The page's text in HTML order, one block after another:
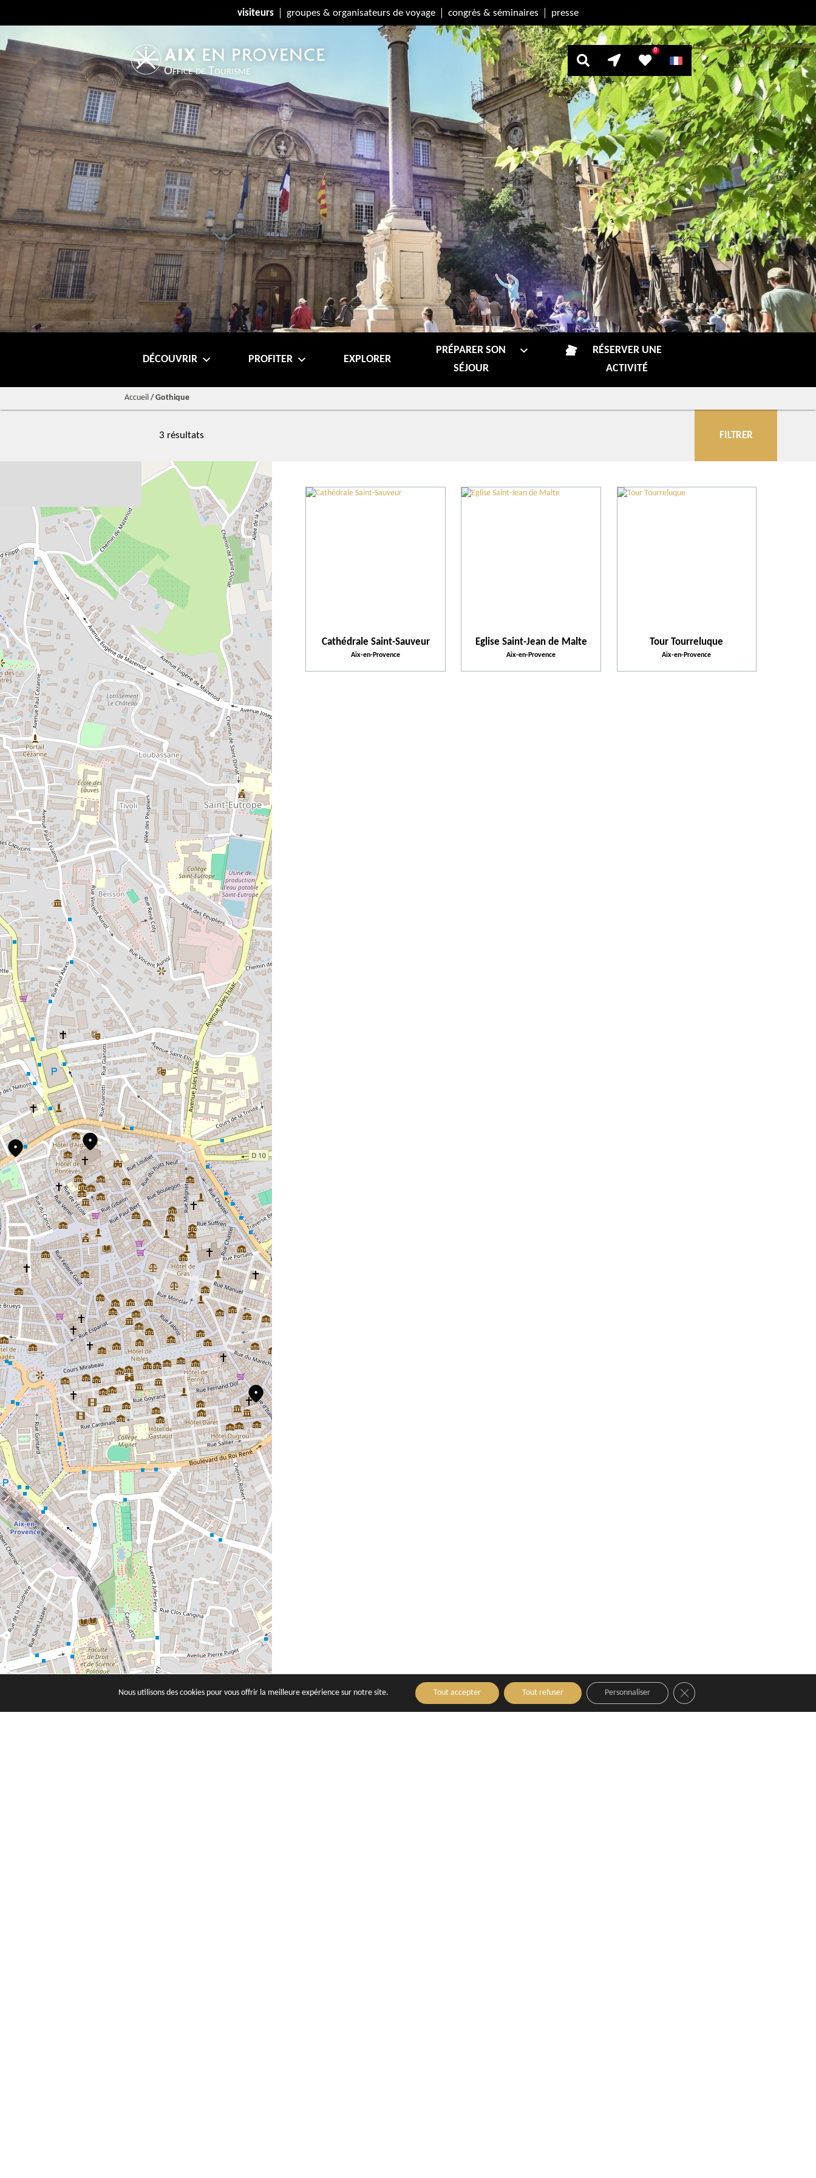
visiteurs groupes & organisateurs de voyage congrès & séminaires presse
Office de Tourisme
0
DÉCOUVRIR PROFITER EXPLORER
PRÉPARER SON
SÉJOUR
RÉSERVER UNE
ACTIVITÉ
Accueil / Gothique
3 résultats FILTRER
Plus de critères
Activités et Loisirs
Cathédrale Saint-Sauveur
Aix-en-Provence
Eglise Saint-Jean de Malte
Aix-en-Provence
Tour Tourreluque
Aix-en-Provence
Nous utilisons des cookies pour vous offrir la meilleure expérience sur notre site. Tout accepter Tout refuser Personnaliser Close GDPR Cookie Banner